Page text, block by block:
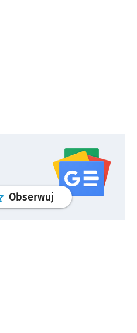
Obserwuj profilgoogle news